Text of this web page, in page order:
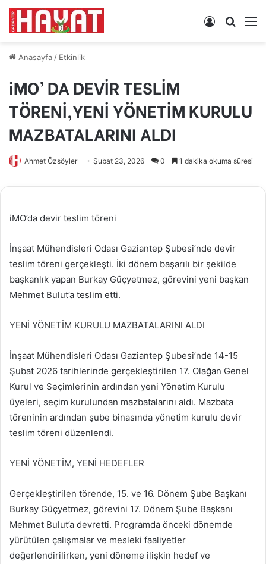
Arama
Kayıt
Anasayfa/ Etkinlik
iMO’ DA DEVİR TESLİM
TÖRENİ,YENİ YÖNETİM KURULU
MAZBATALARINI ALDI
Ahmet Özsöyler Şubat 23, 2026 0 1 dakika okuma süresi
iMO’da devir teslim töreni
İnşaat Mühendisleri Odası Gaziantep Şubesi’nde devir
teslim töreni gerçekleşti. İki dönem başarılı bir şekilde
başkanlık yapan Burkay Güçyetmez, görevini yeni başkan
Mehmet Bulut’a teslim etti.
YENİ YÖNETİM KURULU MAZBATALARINI ALDI
İnşaat Mühendisleri Odası Gaziantep Şubesi’nde 14-15
Şubat 2026 tarihlerinde gerçekleştirilen 17. Olağan Genel
Kurul ve Seçimlerinin ardından yeni Yönetim Kurulu
üyeleri, seçim kurulundan mazbatalarını aldı. Mazbata
töreninin ardından şube binasında yönetim kurulu devir
teslim töreni düzenlendi.
YENİ YÖNETİM, YENİ HEDEFLER
Gerçekleştirilen törende, 15. ve 16. Dönem Şube Başkanı
Burkay Güçyetmez, görevini 17. Dönem Şube Başkanı
Mehmet Bulut’a devretti. Programda önceki dönemde
yürütülen çalışmalar ve mesleki faaliyetler
değerlendirilirken, yeni döneme ilişkin hedef ve